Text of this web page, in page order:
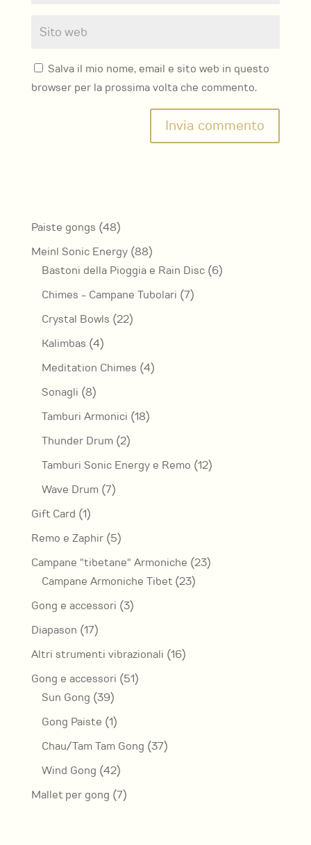
Salva il mio nome, email e sito web in questo
browser per la prossima volta che commento.
Paiste gongs 4848
prodotti
Meinl Sonic Energy 8888
prodotti
Bastoni della Pioggia e Rain Disc 66
Chimes - Campane Tubolari 77
Crystal Bowls 2222
Kalimbas 44
prodotti
Meditation Chimes 44
Sonagli 88
prodotti
Tamburi Armonici 1818
Thunder Drum 22
prodotti
Tamburi Sonic Energy e Remo 1212
Wave Drum 77
Gift Card 11
prodotto
Remo e Zaphir 55
prodotti
Campane "tibetane" Armoniche 2323
Campane Armoniche Tibet 2323
Gong e accessori 33
Diapason 1717
prodotti
Altri strumenti vibrazionali 1616
Gong e accessori 5151
Sun Gong 3939
prodotti
Gong Paiste 11
prodotto
Chau/Tam Tam Gong 3737
Wind Gong 4242
prodotti
Mallet per gong 77